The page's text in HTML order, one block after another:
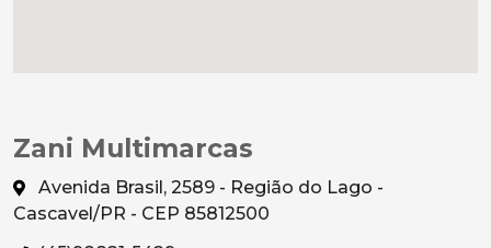
Zani Multimarcas
Avenida Brasil, 2589 - Região do Lago -
Cascavel/PR - CEP 85812500